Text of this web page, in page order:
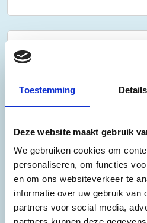
Toestemming Details
Deze website maakt gebruik
We gebruiken cookies om
personaliseren, om functies
en om ons websiteverkeer te
informatie over uw gebruik van
partners voor social media,
Focus en de juiste
Een adviespartner die u
te bepalen en te
bedrijfsresultaat.